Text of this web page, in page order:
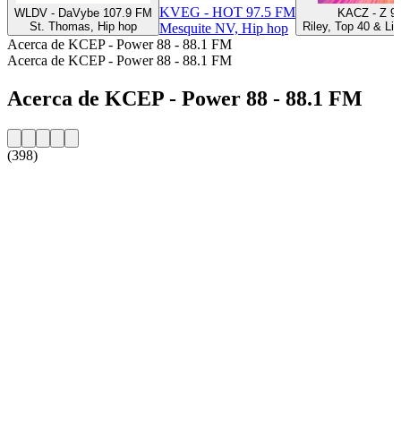
WLDV - DaVybe 107.9 FM
St. Thomas, Hip hop
KVEG - HOT 97.5 FM
Mesquite NV, Hip hop
KACZ - Z
Riley, Top 40 &
Acerca de KCEP - Power 88 - 88.1 FM
Acerca de KCEP - Power 88 - 88.1 FM
Acerca de KCEP - Power 88 - 88.1 FM
(398)